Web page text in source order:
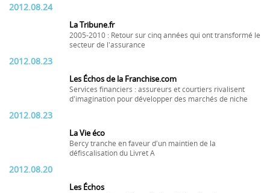
2012.08.24
La Tribune.fr
2005-2010 : Retour sur cinq années qui ont transformé le
secteur de l'assurance
2012.08.23
Les Échos de la Franchise.com
Services financiers : assureurs et courtiers rivalisent
d'imagination pour développer des marchés de niche
2012.08.23
La Vie éco
Bercy tranche en faveur d'un maintien de la
défiscalisation du Livret A
2012.08.20
Les Échos